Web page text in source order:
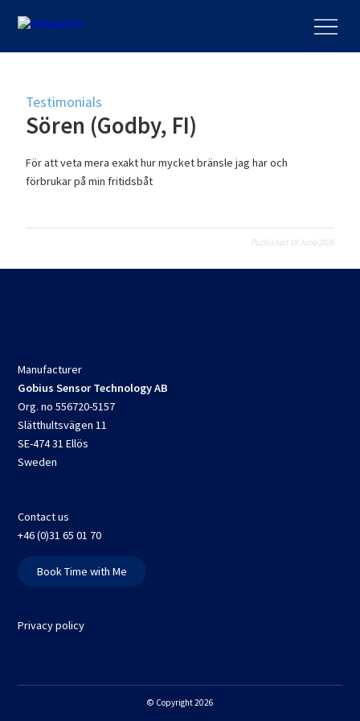
Testimonials
Sören (Godby, FI)
För att veta mera exakt hur mycket bränsle jag har och
förbrukar på min fritidsbåt
Published 18 June 2026
Manufacturer
Gobius Sensor Technology AB
Org. no 556720-5157
Slätthultsvägen 11
SE-474 31 Ellös
Sweden
Contact us
+46 (0)31 65 01 70
Book Time with Me
Privacy policy
© Copyright 2026